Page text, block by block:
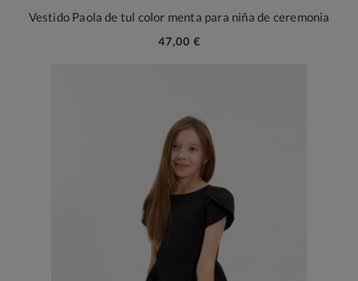
Vestido Paola de tul color menta para niña de ceremonia
47,00 €